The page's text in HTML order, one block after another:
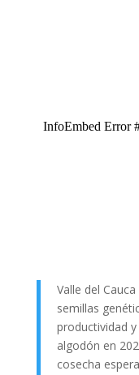
Valle del
semillas
productividad
algodón en
cosecha